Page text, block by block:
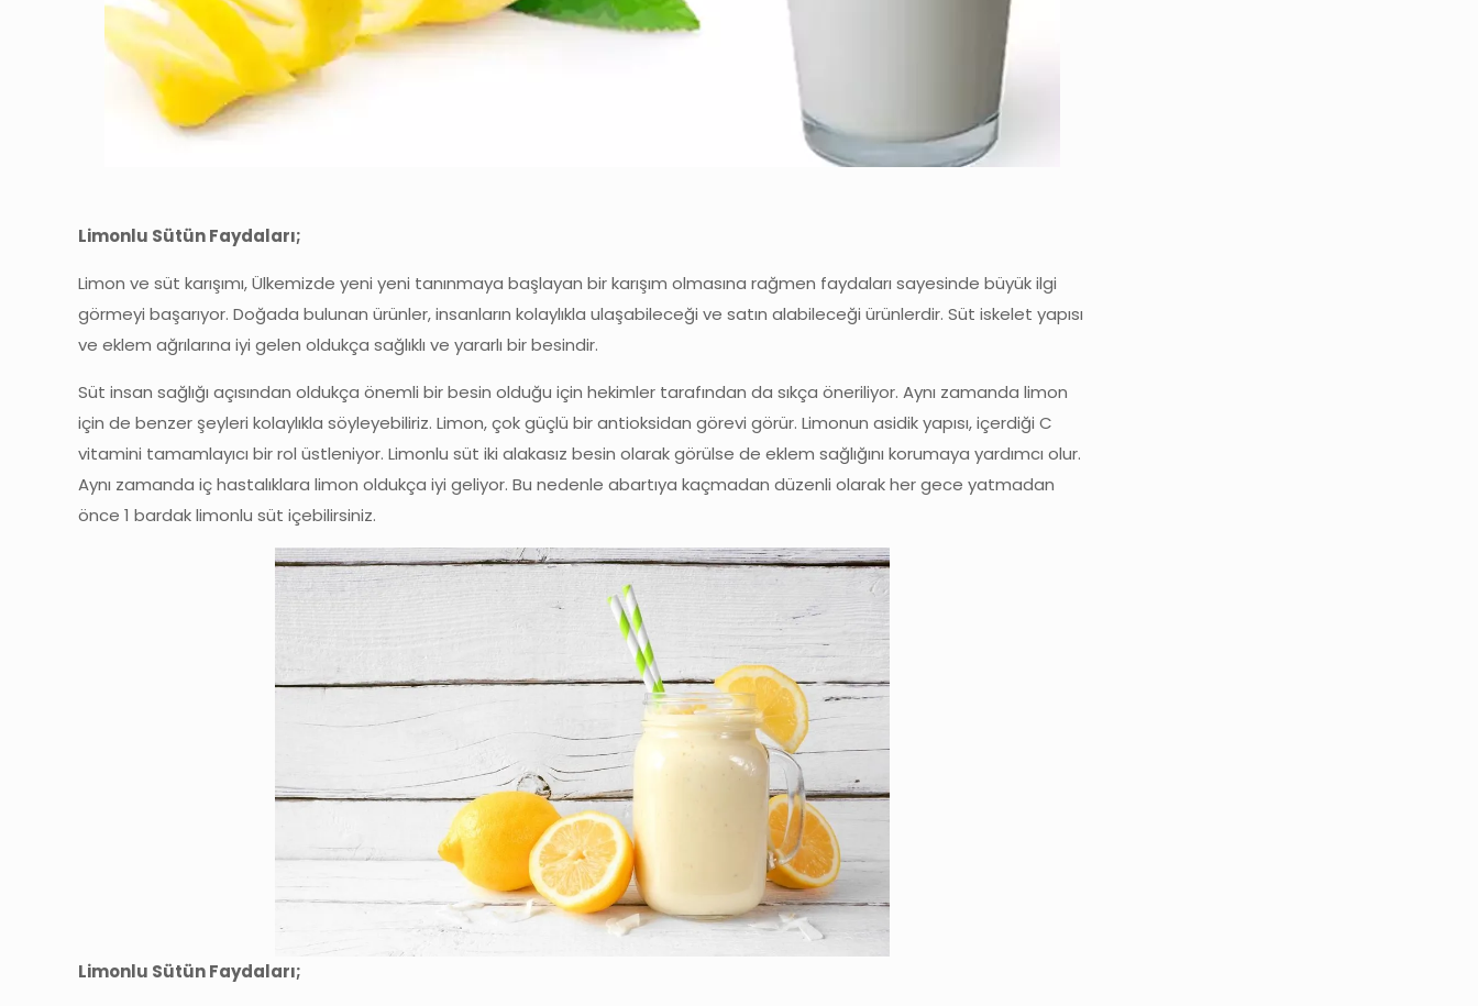
Limonlu Sütün Faydaları;
Limon ve süt karışımı, Ülkemizde yeni yeni tanınmaya başlayan bir karışım olmasına rağmen faydaları sayesinde büyük ilgi
görmeyi başarıyor. Doğada bulunan ürünler, insanların kolaylıkla ulaşabileceği ve satın alabileceği ürünlerdir. Süt iskelet yapısı
ve eklem ağrılarına iyi gelen oldukça sağlıklı ve yararlı bir besindir.
Süt insan sağlığı açısından oldukça önemli bir besin olduğu için hekimler tarafından da sıkça öneriliyor. Aynı zamanda limon
için de benzer şeyleri kolaylıkla söyleyebiliriz. Limon, çok güçlü bir antioksidan görevi görür. Limonun asidik yapısı, içerdiği C
vitamini tamamlayıcı bir rol üstleniyor. Limonlu süt iki alakasız besin olarak görülse de eklem sağlığını korumaya yardımcı olur.
Aynı zamanda iç hastalıklara limon oldukça iyi geliyor. Bu nedenle abartıya kaçmadan düzenli olarak her gece yatmadan
önce 1 bardak limonlu süt içebilirsiniz.
Limonlu Sütün Faydaları;